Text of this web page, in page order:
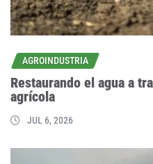
AGROINDUSTRIA
Restaurando el agua a
agrícola
JUL 6, 2026